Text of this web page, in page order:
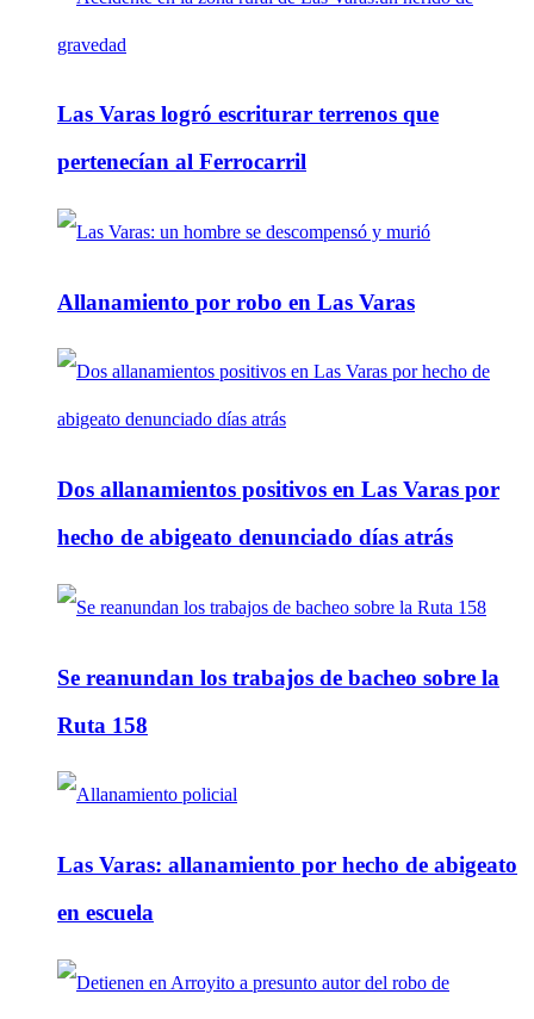
Las Varas logró escriturar terrenos que
pertenecían al Ferrocarril
Allanamiento por robo en Las Varas
Dos allanamientos positivos en Las Varas por
hecho de abigeato denunciado días atrás
Se reanundan los trabajos de bacheo sobre la
Ruta 158
Las Varas: allanamiento por hecho de abigeato
en escuela